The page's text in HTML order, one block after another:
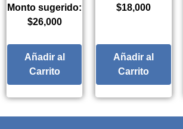
Monto sugerido:
$26,000
Añadir al
Carrito
$18,000
Añadir al
Carrito